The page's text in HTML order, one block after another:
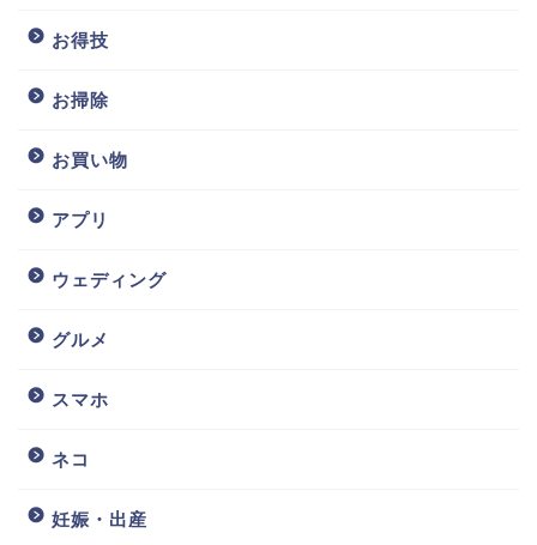
お得技
お掃除
お買い物
アプリ
ウェディング
グルメ
スマホ
ネコ
妊娠・出産